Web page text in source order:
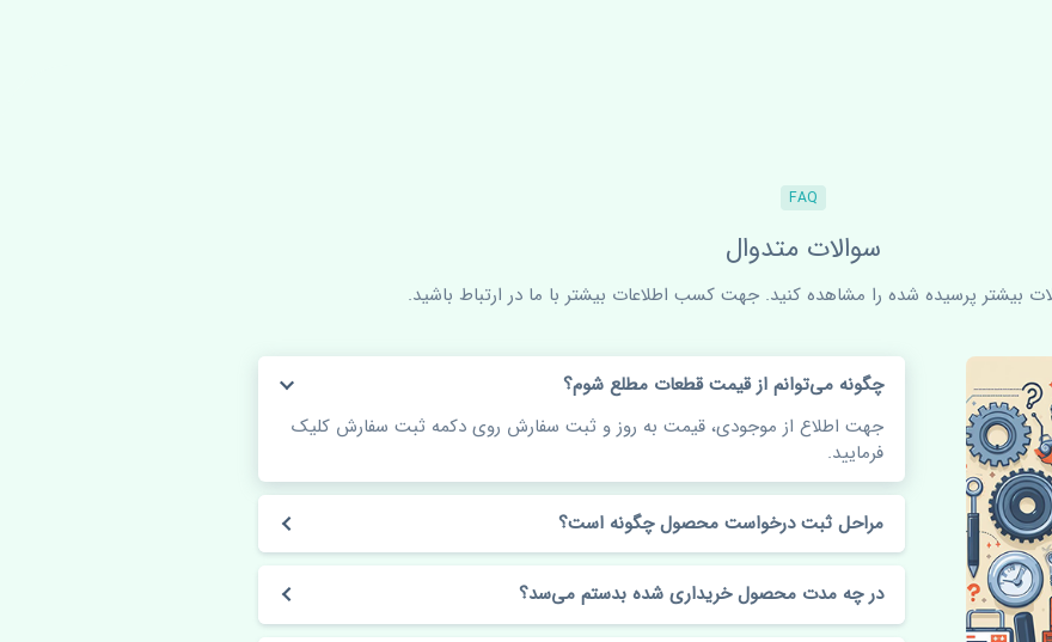
FAQ
سوالات متدوال
بیشتر پرسیده شده را مشاهده کنید. جهت کسب اطلاعات بیشتر با ما در ارتباط باشید.
چگونه می‌توانم از قیمت قطعات مطلع شوم؟
جهت اطلاع از موجودی، قیمت به روز و ثبت سفارش روی دکمه ثبت سفارش کلیک
فرمایید.
مراحل ثبت درخواست محصول چگونه است؟
در چه مدت محصول خریداری شده بدستم می‌سد؟